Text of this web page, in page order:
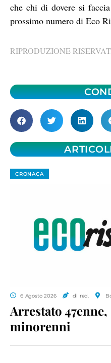
che chi di dovere si
prossimo numero di Eco
RIPRODUZIONE
CRONACA
6 Agosto 2026 di red.
Arrestato
minorenni